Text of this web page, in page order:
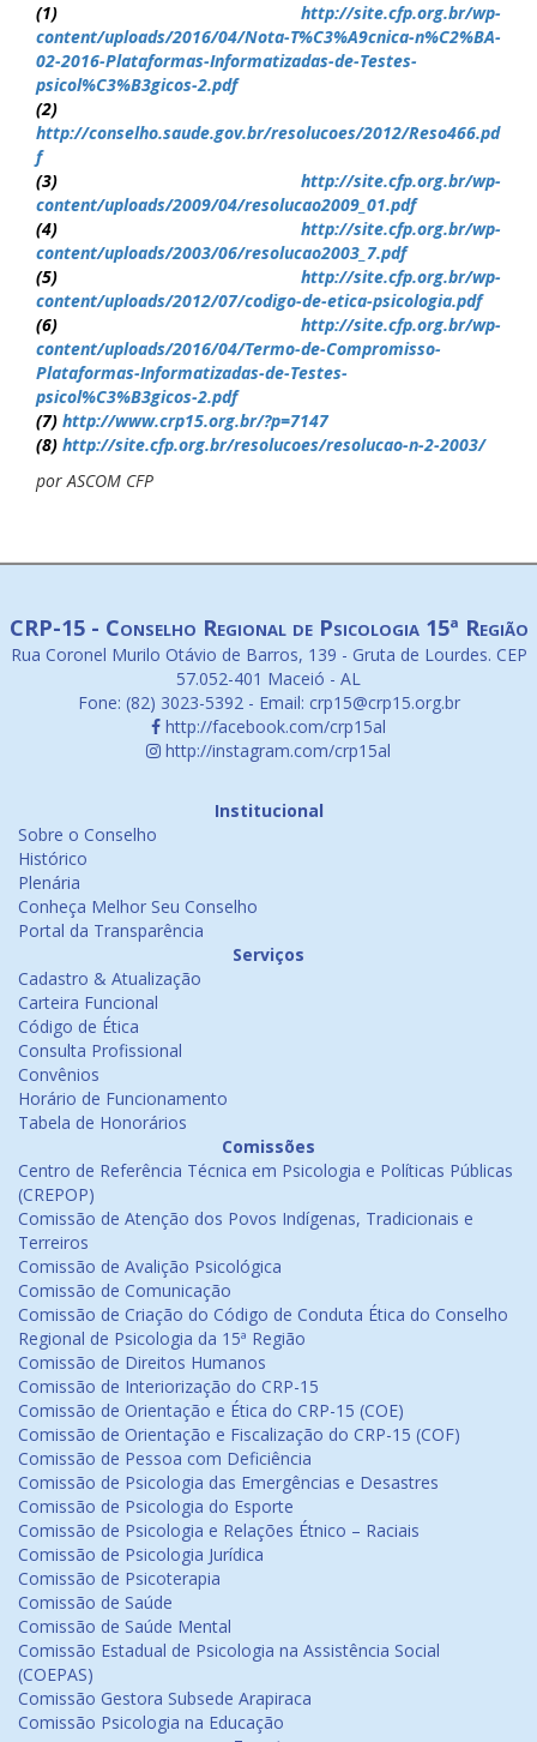
(1)
http://site.cfp.org.br/wp-
content/uploads/2016/04/Nota-T%C3%A9cnica-n%C2%BA-
02-2016-Plataformas-Informatizadas-de-Testes-
psicol%C3%B3gicos-2.pdf
(2)
http://conselho.saude.gov.br/resolucoes/2012/Reso466.pd
f
(3) http://site.cfp.org.br/wp-
content/uploads/2009/04/resolucao2009_01.pdf
(4) http://site.cfp.org.br/wp-
content/uploads/2003/06/resolucao2003_7.pdf
(5) http://site.cfp.org.br/wp-
content/uploads/2012/07/codigo-de-etica-psicologia.pdf
(6) http://site.cfp.org.br/wp-
content/uploads/2016/04/Termo-de-Compromisso-
Plataformas-Informatizadas-de-Testes-
psicol%C3%B3gicos-2.pdf
(7) http://www.crp15.org.br/?p=7147
(8) http://site.cfp.org.br/resolucoes/resolucao-n-2-2003/
por ASCOM CFP
CRP-15 - Conselho Regional de Psicologia 15ª Região
Rua Coronel Murilo Otávio de Barros, 139 - Gruta de Lourdes. CEP
57.052-401 Maceió - AL
Fone: (82) 3023-5392 - Email: crp15@crp15.org.br
http://facebook.com/crp15al
http://instagram.com/crp15al
Institucional
Sobre o Conselho
Histórico
Plenária
Conheça Melhor Seu Conselho
Portal da Transparência
Serviços
Cadastro & Atualização
Carteira Funcional
Código de Ética
Consulta Profissional
Convênios
Horário de Funcionamento
Tabela de Honorários
Comissões
Centro de Referência Técnica em Psicologia e Políticas Públicas
(CREPOP)
Comissão de Atenção dos Povos Indígenas, Tradicionais e
Terreiros
Comissão de Avalição Psicológica
Comissão de Comunicação
Comissão de Criação do Código de Conduta Ética do Conselho
Regional de Psicologia da 15ª Região
Comissão de Direitos Humanos
Comissão de Interiorização do CRP-15
Comissão de Orientação e Ética do CRP-15 (COE)
Comissão de Orientação e Fiscalização do CRP-15 (COF)
Comissão de Pessoa com Deficiência
Comissão de Psicologia das Emergências e Desastres
Comissão de Psicologia do Esporte
Comissão de Psicologia e Relações Étnico – Raciais
Comissão de Psicologia Jurídica
Comissão de Psicoterapia
Comissão de Saúde
Comissão de Saúde Mental
Comissão Estadual de Psicologia na Assistência Social
(COEPAS)
Comissão Gestora Subsede Arapiraca
Comissão Psicologia na Educação